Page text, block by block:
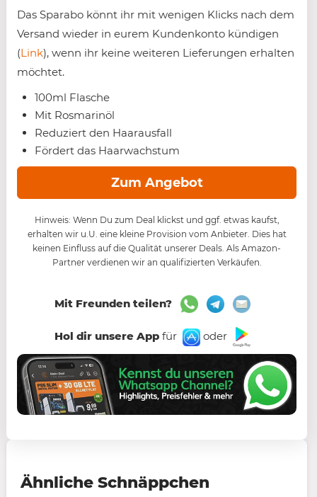
Das Sparabo könnt ihr mit wenigen Klicks nach dem
Versand wieder in eurem Kundenkonto kündigen
(Link), wenn ihr keine weiteren Lieferungen erhalten
möchtet.
100ml Flasche
Mit Rosmarinöl
Reduziert den Haarausfall
Fördert das Haarwachstum
Zum Angebot
Hinweis: Wenn Du zum Deal klickst und ggf. etwas kaufst,
erhalten wir u.U. eine kleine Provision vom Anbieter. Dies hat
keinen Einfluss auf die Qualität unserer Deals. Als Amazon-
Partner verdienen wir an qualifizierten Verkäufen.
Mit Freunden teilen?
Hol dir unsere Appfür oder
Ähnliche Schnäppchen